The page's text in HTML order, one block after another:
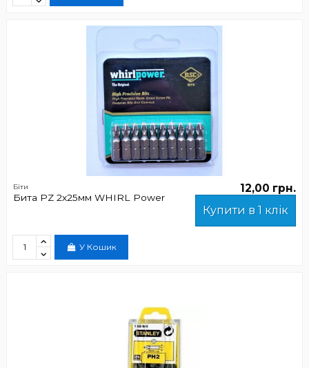
Біти
Бита РZ 2х25мм WHIRL Power
12,00 грн.
Купити в 1 клік
У Кошик